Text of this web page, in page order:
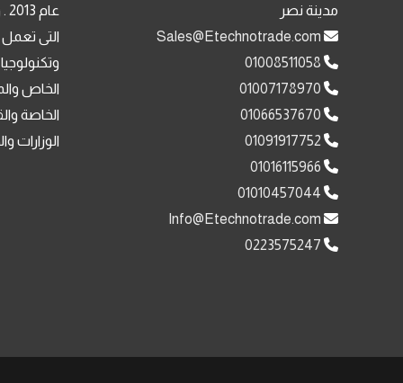
مدينة نصر
01008511058
01007178970
01066537670
01091917752
01016115966
01010457044
0223575247
التى
الخاص
الخاصة
الوزارات